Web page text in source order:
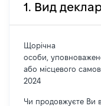
1. Вид
Щорічна
особи,
або місцевого
2024
Чи продовжуєте Ви